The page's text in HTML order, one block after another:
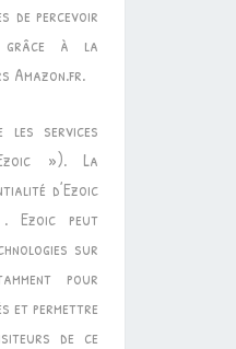
de percevoir
grâce à la
Amazon.fr.
les services
»). La
d’Ezoic
. Ezoic peut
sur
pour
et permettre
de ce